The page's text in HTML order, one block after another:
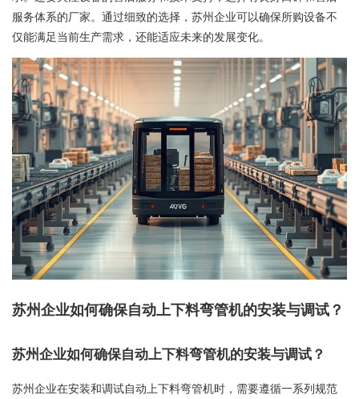
服务体系的厂家。通过细致的选择，苏州企业可以确保所购设备不
仅能满足当前生产需求，还能适应未来的发展变化。
苏州企业如何确保自动上下料弯管机的安装与调试？
苏州企业如何确保自动上下料弯管机的安装与调试？
苏州企业在安装和调试自动上下料弯管机时，需要遵循一系列规范